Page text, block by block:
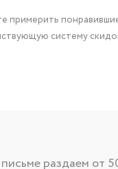
систему
раздаем от